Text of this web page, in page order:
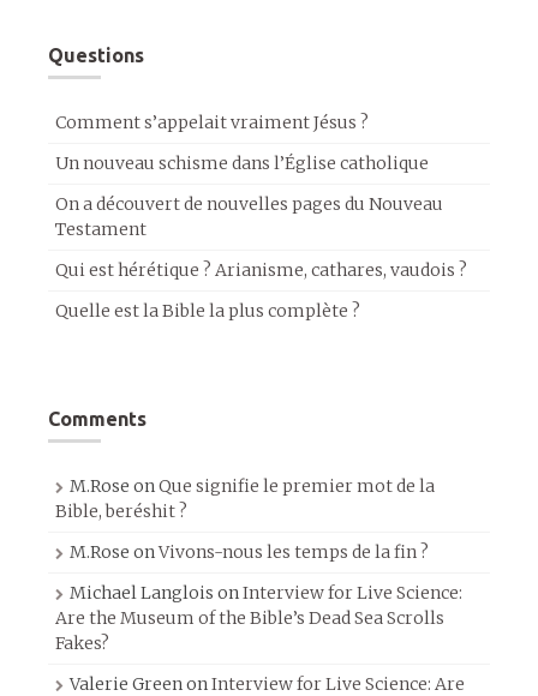
Questions
Comment s’appelait vraiment Jésus ?
Un nouveau schisme dans l’Église catholique
On a découvert de nouvelles pages du Nouveau
Testament
Qui est hérétique ? Arianisme, cathares, vaudois ?
Quelle est la Bible la plus complète ?
Comments
M.Rose onQue signifie le premier mot de la
Bible, beréshit ?
M.Rose onVivons-nous les temps de la fin ?
Michael Langlois onInterview for Live Science:
Are the Museum of the Bible’s Dead Sea Scrolls
Fakes?
Valerie GreenonInterview for Live Science: Are